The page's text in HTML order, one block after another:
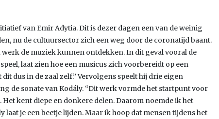
van Emir Adytia. Dit is dezer dagen een van de weinig
nu de cultuursector zich een weg door de coronatijd baant.
werk de muziek kunnen ontdekken. In dit geval vooral de
laat zien hoe een musicus zich voorbereidt op een
dus in de zaal zelf.” Vervolgens speelt hij drie eigen
de sonate van Kodály. “Dit werk vormde het startpunt voor
kent diepe en donkere delen. Daarom noemde ik het
laat je een beetje lijden. Maar ik hoop dat mensen tijdens het